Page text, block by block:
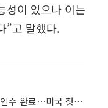
성이 있으나 이는
”고 말했다.
삼성바이오로직스, 美 록빌 생산시설 인수 완료⋯미국 첫 생산거점 확보